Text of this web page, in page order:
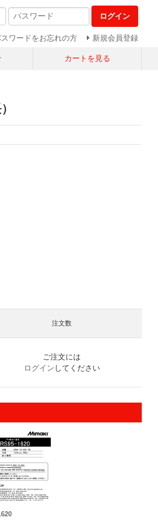
ログイン
ワードをお忘れの方 新規会員登録
カートを見る
注文数
ご注文には
ログイン してください